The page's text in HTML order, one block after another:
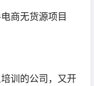
商无货源项目
训的公司，又开